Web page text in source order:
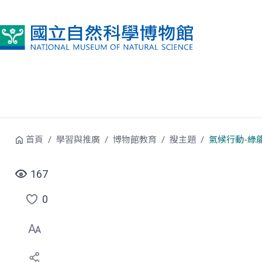
首頁 學習與推廣 博物館教育 搜主題 氣候行動-綠
167
點
選
喜
0